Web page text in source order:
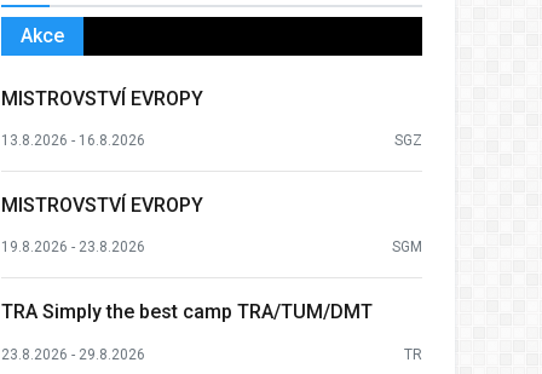
Akce
MISTROVSTVÍ EVROPY
13.8.2026 - 16.8.2026 SGZ
MISTROVSTVÍ EVROPY
19.8.2026 - 23.8.2026 SGM
TRA Simply the best camp TRA/TUM/DMT
23.8.2026 - 29.8.2026 TR